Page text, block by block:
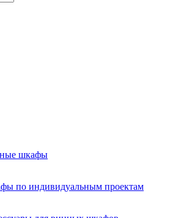
шкафы
по индивидуальным проектам